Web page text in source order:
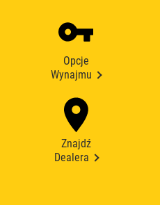
Opcje
Wynajmu
Znajdź
Dealera